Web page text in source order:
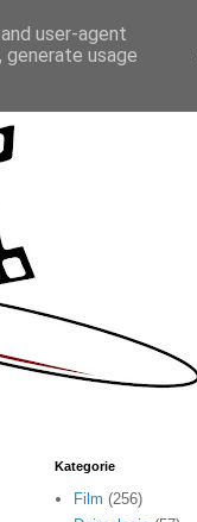
Kategorie
Film (256)
user-agent
usage